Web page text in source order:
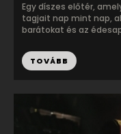
Egy díszes előtér,
tagjait nap mint nap,
barátokat és az
TOVÁBB